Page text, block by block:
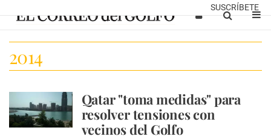
SUSCRÍBETE
2014
Qatar "toma medidas" para
resolver tensiones con
vecinos del Golfo